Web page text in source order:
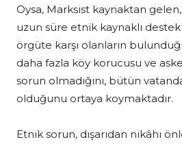
Oysa, Marksist kaynaktan
uzun süre etnik kaynaklı
örgüte karşı olanların
daha fazla köy korucusu ve
sorun olmadığını, bütün
olduğunu ortaya koymaktadır.
Etnik sorun, dışarıdan nikâhı